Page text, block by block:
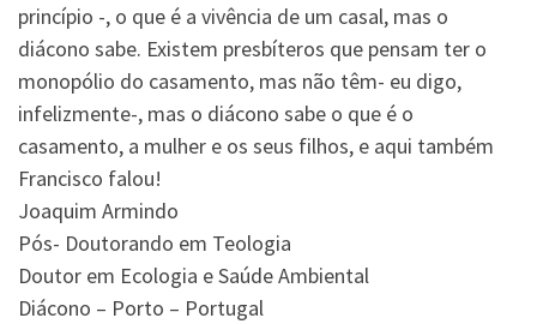
princípio -, o que é a vivência de um casal, mas o
diácono sabe. Existem presbíteros que pensam ter o
monopólio do casamento, mas não têm- eu digo,
infelizmente-, mas o diácono sabe o que é o
casamento, a mulher e os seus filhos, e aqui também
Francisco falou!
Joaquim Armindo
Pós- Doutorando em Teologia
Doutor em Ecologia e Saúde Ambiental
Diácono – Porto – Portugal